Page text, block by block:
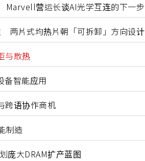
Marvell营运长谈AI光学互连的下一步
两片式均热片朝「可拆卸」方向设计
与散热
智能应用
跨语协作商机
制造
庞大DRAM扩产蓝图